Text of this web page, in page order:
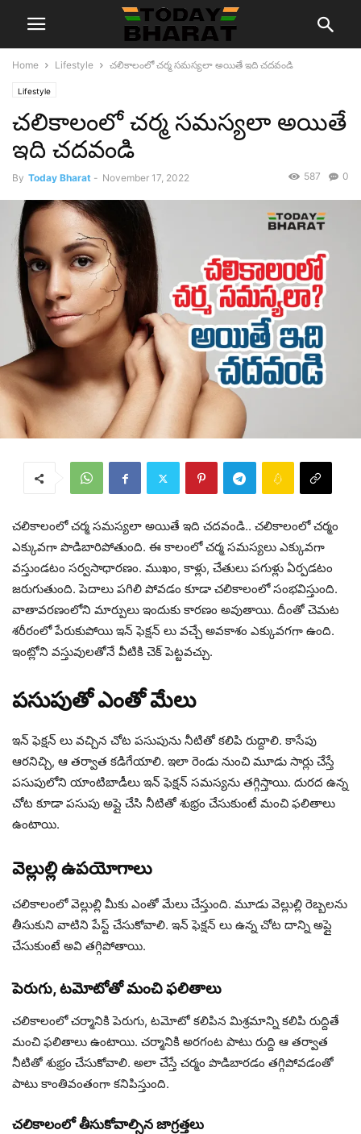
Home Lifestyle చలికాలంలో చర్మ సమస్యలా అయితే ఇది చదవండి
Lifestyle
చలికాలంలో చర్మ సమస్యలా అయితే
ఇది చదవండి
By Today Bharat - November 17, 2022 0
587
చలికాలంలో చర్మ సమస్యలా అయితే ఇది చదవండి.. చలికాలంలో చర్మం
ఎక్కువగా పొడిబారిపోతుంది. ఈ కాలంలో చర్మ సమస్యలు ఎక్కువగా
వస్తుండటం సర్వసాధారణం. ముఖం, కాళ్లు, చేతులు పగుళ్లు ఏర్పడటం
జరుగుతుంది. పెదాలు పగిలి పోవడం కూడా చలికాలంలో సంభవిస్తుంది.
వాతావరణంలోని మార్పులు ఇందుకు కారణం అవుతాయి. దీంతో చెమట
శరీరంలో పేరుకుపోయి ఇన్ ఫెక్షన్ లు వచ్చే అవకాశం ఎక్కువగగా ఉంది.
ఇంట్లోని వస్తువులతోనే వీటికి చెక్ పెట్టవచ్చు.
పసుపుతో ఎంతో మేలు
ఇన్ ఫెక్షన్ లు వచ్చిన చోట పసుపును నీటితో కలిపి రుద్దాలి. కాసేపు
ఆరనిచ్చి, ఆ తర్వాత కడిగేయాలి. ఇలా రెండు నుంచి మూడు సార్లు చేస్తే
పసుపులోని యాంటిబాడీలు ఇన్ ఫెక్షన్ సమస్యను తగ్గిస్తాయి. దురద ఉన్న
చోట కూడా పసుపు అప్లై చేసి నీటితో శుభ్రం చేసుకుంటే మంచి ఫలితాలు
ఉంటాయి.
వెల్లుల్లి ఉపయోగాలు
చలికాలంలో వెల్లుల్లి మీకు ఎంతో మేలు చేస్తుంది. మూడు వెల్లుల్లి రెబ్బలను
తీసుకుని వాటిని పేస్ట్ చేసుకోవాలి. ఇన్ ఫెక్షన్ లు ఉన్న చోట దాన్ని అప్లై
చేసుకుంటే అవి తగ్గిపోతాయి.
పెరుగు, టమోటోతో మంచి ఫలితాలు
చలికాలంలో చర్మానికి పెరుగు, టమోటో కలిపిన మిశ్రమాన్ని కలిపి రుద్దితే
మంచి ఫలితాలు ఉంటాయి. చర్మానికి అరగంట పాటు రుద్ది ఆ తర్వాత
నీటితో శుభ్రం చేసుకోవాలి. అలా చేస్తే చర్మం పొడిబారడం తగ్గిపోవడంతో
పాటు కాంతివంతంగా కనిపిస్తుంది.
చలికాలంలో తీసుకోవాల్సిన జాగ్రత్తలు